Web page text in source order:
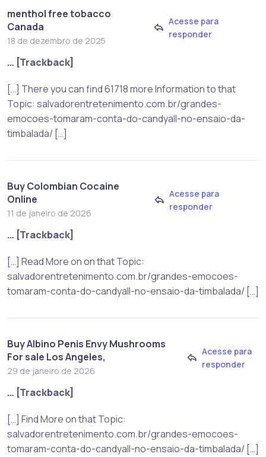
menthol free tobacco
Canada
18 de dezembro de 2025
Acesse para
responder
… [Trackback]
[…] There you can find 61718 more Information to that
Topic: salvadorentretenimento.com.br/grandes-
emocoes-tomaram-conta-do-candyall-no-ensaio-da-
timbalada/ […]
Buy Colombian Cocaine
Online
11 de janeiro de 2026
Acesse para
responder
… [Trackback]
[…] Read More on on that Topic:
salvadorentretenimento.com.br/grandes-emocoes-
tomaram-conta-do-candyall-no-ensaio-da-timbalada/ […]
Buy Albino Penis Envy Mushrooms
For sale Los Angeles,
29 de janeiro de 2026
Acesse para
responder
… [Trackback]
[…] Find More on that Topic:
salvadorentretenimento.com.br/grandes-emocoes-
tomaram-conta-do-candyall-no-ensaio-da-timbalada/ […]